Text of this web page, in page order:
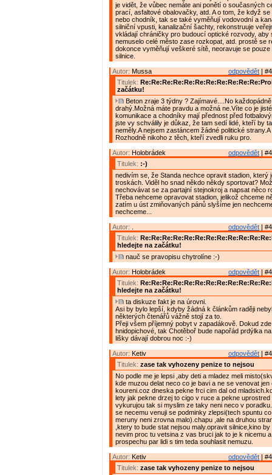
je vidět, že vůbec nemáte ani ponětí o současných
prací, asfaltové obalovačky, atd. A o tom, že když se
nebo chodník, tak se také vyměňují vodovodní a
silniční vpusti, kanalizační šachty, rekonstruuje
vkládají chráničky pro budoucí optické rozvody, aby
nemuselo celé město zase rozkopat, atd. prostě se
dokonce vyměňují veškeré sítě, neoravuje se pouze
silnice.
odpovědět |
Autor: Mussa
Titulek:
začátku!
Beton zraje 3 týdny ? Zajímavé....No
drahý.Možná máte pravdu a možná ne.Víte co je
komunikace a chodníky mají přednost před
jste vy schválily je důkaz, že tam sedí lidé, kteří by
neměly.A nejsem zastáncem žádné politické
Rozhodně nikoho z těch, kteří zvedli ruku pro.
odpovědět |
Autor: Holobrádek
Titulek: :-)
nedivím se, že Standa nechce opravit stadion, který
troskách. Viděl ho snad někdo někdy sportovat?
nechovávat se za partajní stejnokroj a napsat něco
Třeba nehceme opravovat stadion, jelikož chceme
zatím u úst zmiňovaných pánů slyšíme jen
nechceme...
odpovědět |
Autor:
Titulek:
hledejte na začátku!
nauč se pravopisu chytrolíne :-)
odpovědět |
Autor: Holobrádek
Titulek:
hledejte na začátku!
ta diskuze fakt je na úrovni.
Asi by bylo lepší, kdyby žádná k článkům raději
některých čtenářů vážně stojí za to.
Přeji všem příjemný pobyt v zapadákově. Dokud
hnidopichové, tak Chotěboř bude napořád prdýlka
lišky dávají dobrou noc :-)
odpovědět |
Autor: Ketiv
Titulek: zase tak vyhozeny penize to nejsou
No podle me je lepsi ,aby deti a mladez meli
kde muzou delat neco co je bavi a ne se venovat jen
koureni.coz dneska pekne frci cim dal od
lety jak pekne drzej to cigo v ruce a pekne uprostred
vykurujou tak si myslim ze taky neni neco v
se necemu venuji se podminky zlepsi(tech spuntu
meruny neni zrovna malo).chapu ,ale na druhou
,ktery to bude stat nejsou maly.opravit silnice,kino
nevim proc tu vetsina z vas bruci jak to je k nicemu
prospechu par lidi s tim teda souhlasit nemuzu.
odpovědět |
Autor: Ketiv
Titulek: zase tak vyhozeny penize to nejsou